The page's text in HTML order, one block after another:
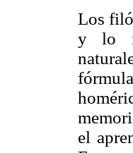
Los
y lo
el